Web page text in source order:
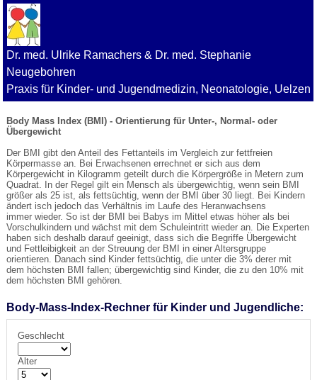
Dr. med. Ulrike Ramachers & Dr. med. Stephanie
Neugebohren
Praxis für Kinder- und Jugendmedizin, Neonatologie, Uelzen
Body Mass Index (BMI) - Orientierung für Unter-, Normal- oder
Übergewicht
Der BMI gibt den Anteil des Fettanteils im Vergleich zur fettfreien
Körpermasse an. Bei Erwachsenen errechnet er sich aus dem
Körpergewicht in Kilogramm geteilt durch die Körpergröße in Metern zum
Quadrat. In der Regel gilt ein Mensch als übergewichtig, wenn sein BMI
größer als 25 ist, als fettsüchtig, wenn der BMI über 30 liegt. Bei Kindern
ändert isch jedoch das Verhältnis im Laufe des Heranwachsens
immer wieder. So ist der BMI bei Babys im Mittel etwas höher als bei
Vorschulkindern und wächst mit dem Schuleintritt wieder an. Die Experten
haben sich deshalb darauf geeinigt, dass sich die Begriffe Übergewicht
und Fettleibigkeit an der Streuung der BMI in einer Altersgruppe
orientieren. Danach sind Kinder fettsüchtig, die unter die 3% derer mit
dem höchsten BMI fallen; übergewichtig sind Kinder, die zu den 10% mit
dem höchsten BMI gehören.
Body-Mass-Index-Rechner für Kinder und Jugendliche:
Geschlecht
Alter